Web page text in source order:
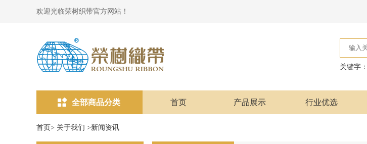
欢迎光临荣树织带官方网站！
关键字：
全部商品分类 首页 产品展示 行业优选
首页> 关于我们 >新闻资讯